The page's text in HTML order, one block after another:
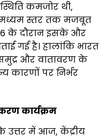
कमजोर थी,
स्तर तक मजबूत
के दौरान इसके और
गई है। हालांकि भारत
और वातावरण के
कारणों पर निर्भर
कार्यक्रम
में आज, केंद्रीय